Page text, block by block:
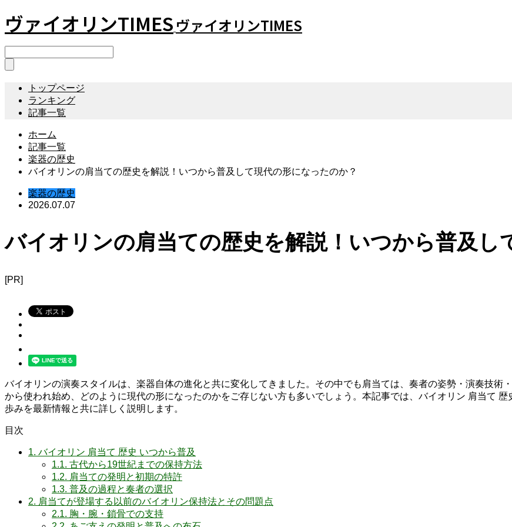
ヴァイオリンTIMES ヴァイオリンTIMES
トップページ
ランキング
記事一覧
ホーム
記事一覧
楽器の歴史
バイオリンの肩当ての歴史を解説！いつから普及して現代の形になったのか？
楽器の歴史
2026.07.07
バイオリンの肩当ての歴史を解説！いつから普及し
[PR]
バイオリンの演奏スタイルは、楽器自体の進化と共に変化してきました。その中でも肩当ては、奏者の姿勢・演奏技術
から使われ始め、どのように現代の形になったのかをご存じない方も多いでしょう。本記事では、バイオリン 肩当て
歩みを最新情報と共に詳しく説明します。
目次
1. バイオリン 肩当て 歴史 いつから普及
1.1. 古代から19世紀までの保持方法
1.2. 肩当ての発明と初期の特許
1.3. 普及の過程と奏者の選択
2. 肩当てが登場する以前のバイオリン保持法とその問題点
2.1. 胸・腕・鎖骨での支持